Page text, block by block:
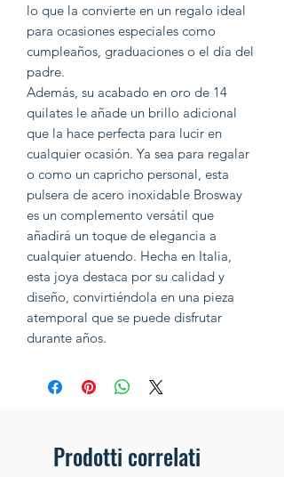
lo que la convierte en un regalo ideal
para ocasiones especiales como
cumpleaños, graduaciones o el día del
padre.
Además, su acabado en oro de 14
quilates le añade un brillo adicional
que la hace perfecta para lucir en
cualquier ocasión. Ya sea para regalar
o como un capricho personal, esta
pulsera de acero inoxidable Brosway
es un complemento versátil que
añadirá un toque de elegancia a
cualquier atuendo. Hecha en Italia,
esta joya destaca por su calidad y
diseño, convirtiéndola en una pieza
atemporal que se puede disfrutar
durante años.
Prodotti correlati